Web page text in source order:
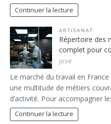
Continuer la lecture
ARTISANAT
Répertoire des
complet pour
jose
Le marché du travail en
une multitude de métiers
d’activité. Pour accompagner
Continuer la lecture